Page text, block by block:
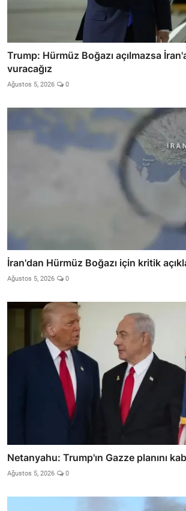
Trump: Hürmüz Boğazı açılmazsa
vuracağız
Ağustos 5, 2026 0
İran'dan Hürmüz Boğazı için kritik
Ağustos 5, 2026 0
Netanyahu: Trump'ın Gazze planını
Ağustos 5, 2026 0